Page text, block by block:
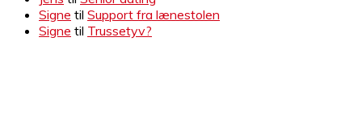
Signe til Support fra lænestolen
Signe til Trussetyv?